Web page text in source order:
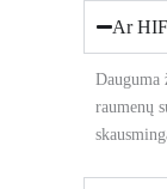
Ar
Dauguma
raumenų